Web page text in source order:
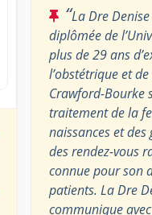
“La Dre
diplômée de
plus de 29 ans
l’obstétrique et
Crawford-Bourke
traitement de la
naissances et
des rendez-vous
connue pour son
patients. La Dre
communique